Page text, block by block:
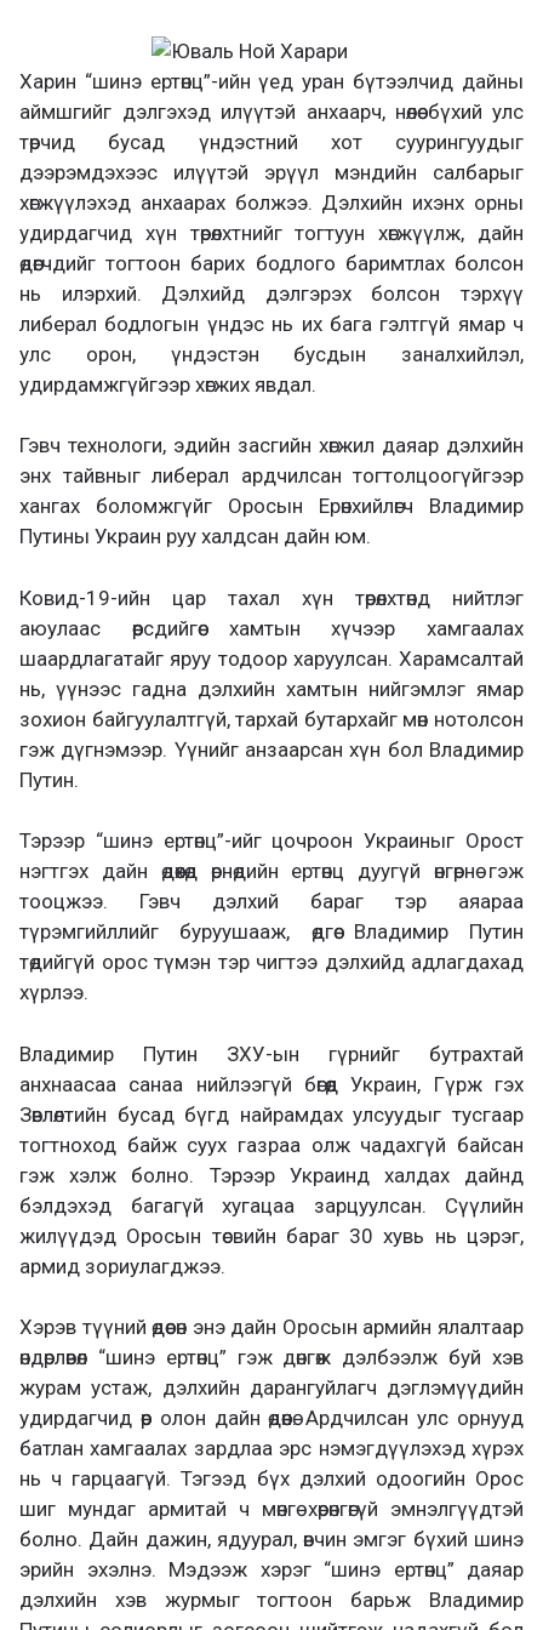
Харин “шинэ ертөнц”-ийн үед уран бүтээлчид дайны
аймшгийг дэлгэхэд илүүтэй анхаарч, нөлөө бүхий улс
төрчид бусад үндэстний хот суурингуудыг
дээрэмдэхээс илүүтэй эрүүл мэндийн салбарыг
хөгжүүлэхэд анхаарах болжээ. Дэлхийн ихэнх орны
удирдагчид хүн төрөлхтнийг тогтуун хөгжүүлж, дайн
өдөөгчдийг тогтоон барих бодлого баримтлах болсон
нь илэрхий. Дэлхийд дэлгэрэх болсон тэрхүү
либерал бодлогын үндэс нь их бага гэлтгүй ямар ч
улс орон, үндэстэн бусдын заналхийлэл,
удирдамжгүйгээр хөгжих явдал.
Гэвч технологи, эдийн засгийн хөгжил даяар дэлхийн
энх тайвныг либерал ардчилсан тогтолцоогүйгээр
хангах боломжгүйг Оросын Ерөнхийлөгч Владимир
Путины Украин руу халдсан дайн юм.
Ковид-19-ийн цар тахал хүн төрөлхтөнд нийтлэг
аюулаас өөрсдийгөө хамтын хүчээр хамгаалах
шаардлагатайг яруу тодоор харуулсан. Харамсалтай
нь, үүнээс гадна дэлхийн хамтын нийгэмлэг ямар
зохион байгуулалтгүй, тархай бутархайг мөн нотолсон
гэж дүгнэмээр. Үүнийг анзаарсан хүн бол Владимир
Путин.
Тэрээр “шинэ ертөнц”-ийг цочроон Украиныг Орост
нэгтгэх дайн өдөөхөд өрнөдийн ертөнц дуугүй өнгөрнө гэж
тооцжээ. Гэвч дэлхий бараг тэр аяараа
түрэмгийллийг буруушааж, өдгөө Владимир Путин
төдийгүй орос түмэн тэр чигтээ дэлхийд адлагдахад
хүрлээ.
Владимир Путин ЗХУ-ын гүрнийг бутрахтай
анхнаасаа санаа нийлээгүй бөгөөд Украин, Гүрж гэх
Зөвлөлтийн бусад бүгд найрамдах улсуудыг тусгаар
тогтноход байж суух газраа олж чадахгүй байсан
гэж хэлж болно. Тэрээр Украинд халдах дайнд
бэлдэхэд багагүй хугацаа зарцуулсан. Сүүлийн
жилүүдэд Оросын төсвийн бараг 30 хувь нь цэрэг,
армид зориулагджээ.
Хэрэв түүний өдөөсөн энэ дайн Оросын армийн ялалтаар
өндөрлөвөл “шинэ ертөнц” гэж дөнгөж дэлбээлж буй хэв
журам устаж, дэлхийн дарангуйлагч дэглэмүүдийн
удирдагчид өөр олон дайн өдөөнө. Ардчилсан улс орнууд
батлан хамгаалах зардлаа эрс нэмэгдүүлэхэд хүрэх
нь ч гарцаагүй. Тэгээд бүх дэлхий одоогийн Орос
шиг мундаг армитай ч мөнгө хөрөнгөгүй эмнэлгүүдтэй
болно. Дайн дажин, ядуурал, өвчин эмгэг бүхий шинэ
эрийн эхэлнэ. Мэдээж хэрэг “шинэ ертөнц” даяар
дэлхийн хэв журмыг тогтоон барьж Владимир